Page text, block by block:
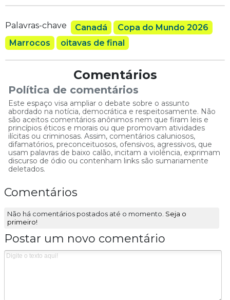
Palavras-chave Canadá
Copa do Mundo 2026
Marrocos
oitavas de final
Comentários
Política de comentários
Este espaço visa ampliar o debate sobre o assunto
abordado na notícia, democrática e respeitosamente. Não
são aceitos comentários anônimos nem que firam leis e
princípios éticos e morais ou que promovam atividades
ilícitas ou criminosas. Assim, comentários caluniosos,
difamatórios, preconceituosos, ofensivos, agressivos, que
usam palavras de baixo calão, incitam a violência, exprimam
discurso de ódio ou contenham links são sumariamente
deletados.
Comentários
Não há comentários postados até o momento. Seja o
primeiro!
Postar um novo comentário